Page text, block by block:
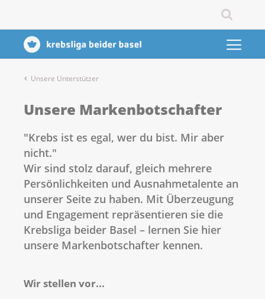
Unsere Unterstützer
Unsere Markenbotschafter
"Krebs ist es egal, wer du bist. Mir aber
nicht."
Wir sind stolz darauf, gleich mehrere
Persönlichkeiten und Ausnahmetalente an
unserer Seite zu haben. Mit Überzeugung
und Engagement repräsentieren sie die
Krebsliga beider Basel – lernen Sie hier
unsere Markenbotschafter kennen.
Wir stellen vor...